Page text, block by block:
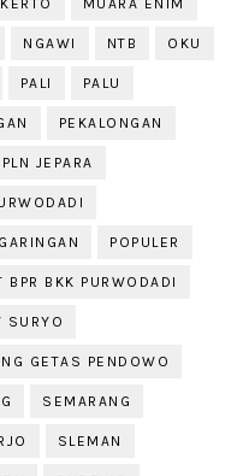
MUARA ENIM
NGAWI NTB OKU
PALI PALU
PEKALONGAN
PLN JEPARA
POPULER
BPR BKK PURWODADI
SURYO
GETAS PENDOWO
SEMARANG
SLEMAN